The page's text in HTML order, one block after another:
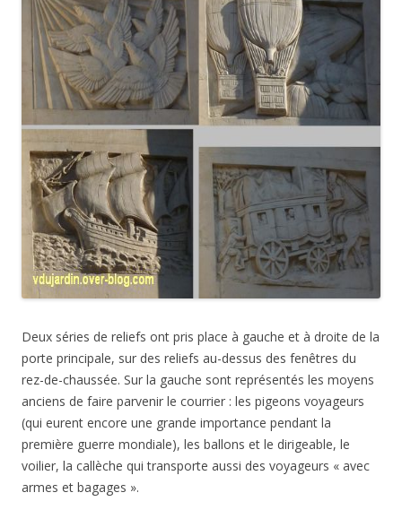
Deux séries de reliefs ont pris place à gauche et à droite de la
porte principale, sur des reliefs au-dessus des fenêtres du
rez-de-chaussée. Sur la gauche sont représentés les moyens
anciens de faire parvenir le courrier : les pigeons voyageurs
(qui eurent encore une grande importance pendant la
première guerre mondiale), les ballons et le dirigeable, le
voilier, la callèche qui transporte aussi des voyageurs « avec
armes et bagages ».